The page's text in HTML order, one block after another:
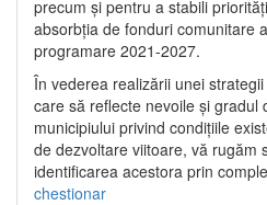
precum și pentru a stabili
absorbția de fonduri comunitare
programare 2021-2027.
În vederea realizării unei
care să reflecte nevoile și gradul
municipiului privind condițiile
de dezvoltare viitoare, vă rugăm
identificarea acestora prin
chestionar